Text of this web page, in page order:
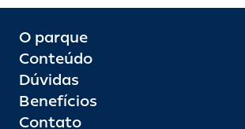
O parque
Conteúdo
Dúvidas
Benefícios
Contato